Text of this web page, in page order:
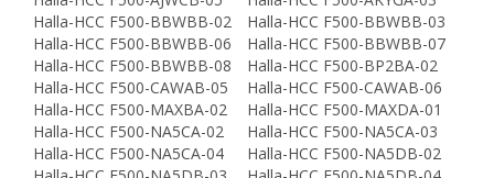
Halla-HCC F500-BBWBB-02
Halla-HCC F500-BBWBB-03
Halla-HCC F500-BBWBB-06
Halla-HCC F500-BBWBB-07
Halla-HCC F500-BBWBB-08
Halla-HCC F500-BP2BA-02
Halla-HCC F500-CAWAB-05
Halla-HCC F500-CAWAB-06
Halla-HCC F500-MAXBA-02
Halla-HCC F500-MAXDA-01
Halla-HCC F500-NA5CA-02
Halla-HCC F500-NA5CA-03
Halla-HCC F500-NA5CA-04
Halla-HCC F500-NA5DB-02